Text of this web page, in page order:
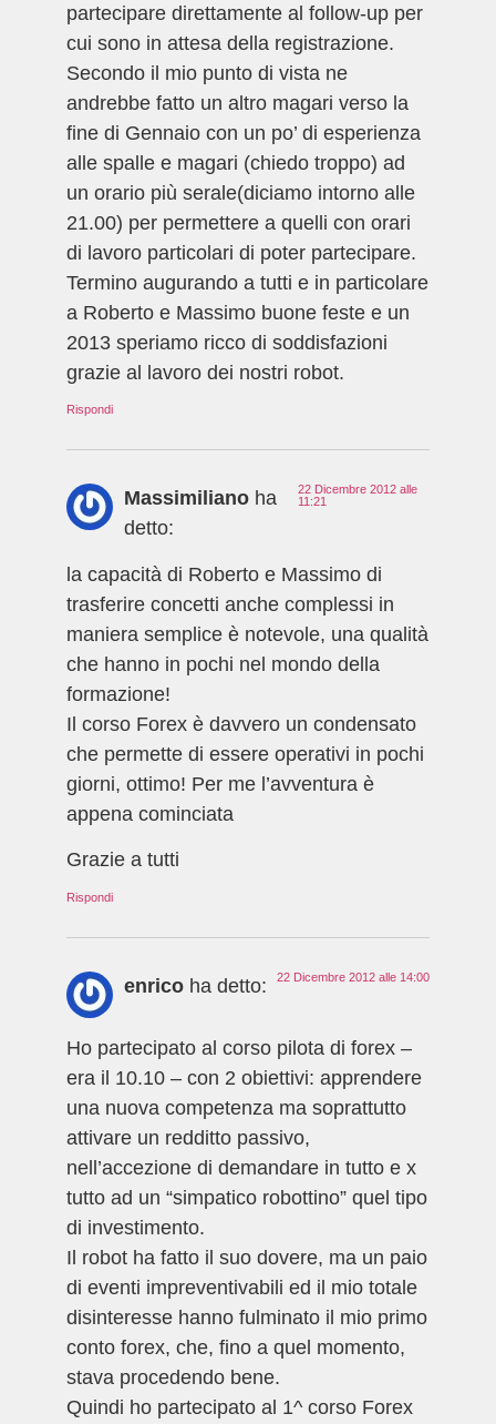
partecipare direttamente al follow-up per
cui sono in attesa della registrazione.
Secondo il mio punto di vista ne
andrebbe fatto un altro magari verso la
fine di Gennaio con un po’ di esperienza
alle spalle e magari (chiedo troppo) ad
un orario più serale(diciamo intorno alle
21.00) per permettere a quelli con orari
di lavoro particolari di poter partecipare.
Termino augurando a tutti e in particolare
a Roberto e Massimo buone feste e un
2013 speriamo ricco di soddisfazioni
grazie al lavoro dei nostri robot.
Rispondi
Massimiliano ha
detto:
22 Dicembre 2012 alle
11:21
la capacità di Roberto e Massimo di
trasferire concetti anche complessi in
maniera semplice è notevole, una qualità
che hanno in pochi nel mondo della
formazione!
Il corso Forex è davvero un condensato
che permette di essere operativi in pochi
giorni, ottimo! Per me l’avventura è
appena cominciata
Grazie a tutti
Rispondi
enrico ha detto: 22 Dicembre 2012 alle 14:00
Ho partecipato al corso pilota di forex –
era il 10.10 – con 2 obiettivi: apprendere
una nuova competenza ma soprattutto
attivare un redditto passivo,
nell’accezione di demandare in tutto e x
tutto ad un “simpatico robottino” quel tipo
di investimento.
Il robot ha fatto il suo dovere, ma un paio
di eventi impreventivabili ed il mio totale
disinteresse hanno fulminato il mio primo
conto forex, che, fino a quel momento,
stava procedendo bene.
Quindi ho partecipato al 1^ corso Forex